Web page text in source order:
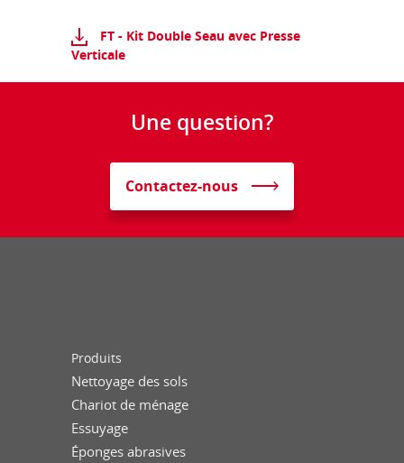
FT - Kit Double Seau avec Presse
Verticale
Une question?
Contactez-nous
Produits
Nettoyage des sols
Chariot de ménage
Essuyage
Éponges abrasives